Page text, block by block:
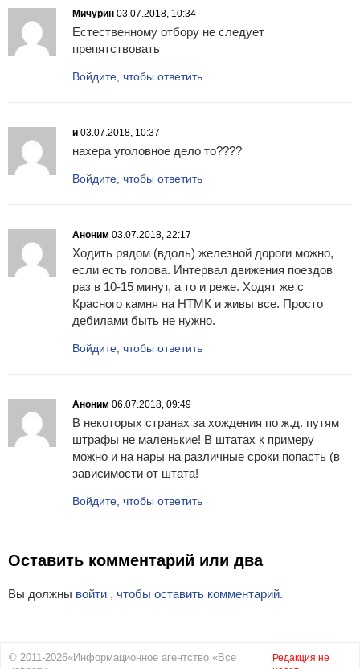
Мичурин 03.07.2018, 10:34
Естественному отбору не следует
препятствовать
Войдите, чтобы ответить
и 03.07.2018, 10:37
нахера уголовное дело то????
Войдите, чтобы ответить
Аноним 03.07.2018, 22:17
Ходить рядом (вдоль) железной дороги можно,
если есть голова. Интервал движения поездов
раз в 10-15 минут, а то и реже. Ходят же с
Красного камня на НТМК и живы все. Просто
дебилами быть не нужно.
Войдите, чтобы ответить
Аноним 06.07.2018, 09:49
В некоторых странах за хождения по ж.д. путям
штрафы не маленькие! В штатах к примеру
можно и на нары на различные сроки попасть (в
зависимости от штата!
Войдите, чтобы ответить
Оставить комментарий или два
Вы должны войти , чтобы оставить комментарий.
© 2011-2026«Информационное агентство «Все
Редакция не